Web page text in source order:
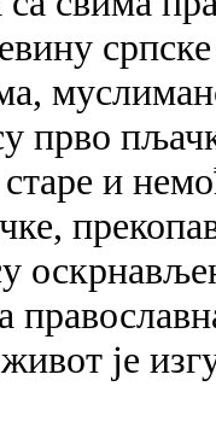
прво
и
је